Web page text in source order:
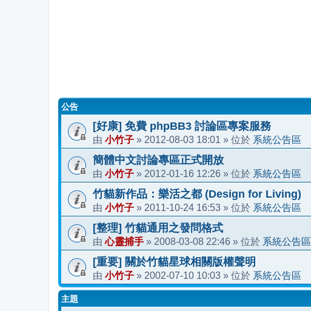
公告
[好康] 免費 phpBB3 討論區專案服務
由 小竹子 » 2012-08-03 18:01 » 位於 系統公告區
簡體中文討論專區正式開放
由 小竹子 » 2012-01-16 12:26 » 位於 系統公告區
竹貓新作品：樂活之都 (Design for Living)
由 小竹子 » 2011-10-24 16:53 » 位於 系統公告區
[整理] 竹貓通用之發問格式
由心靈捕手 » 2008-03-08 22:46 » 位於 系統公告區
[重要] 關於竹貓星球相關版權聲明
由 小竹子 » 2002-07-10 10:03 » 位於 系統公告區
主題